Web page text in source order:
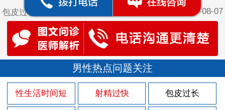
2026-08-07
包皮过长会不会危害到女性的健康？？ 2026-08-07
导致前列腺痛的不好习惯有哪些呢
慢性前列腺炎会造成哪些并发症
导致前列腺频繁充血的原因有哪些呢 2026-08-03
哪些不好的生活习惯会引发前列腺痛呢 2026-08-03
男性热点问题关注
性生活时间短 射精过快 包皮过长